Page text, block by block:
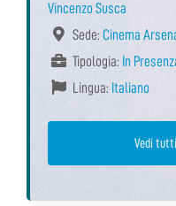
Vincenzo Susca
Sede: Cinema
Tipologia: In
Lingua: Italiano
Vedi